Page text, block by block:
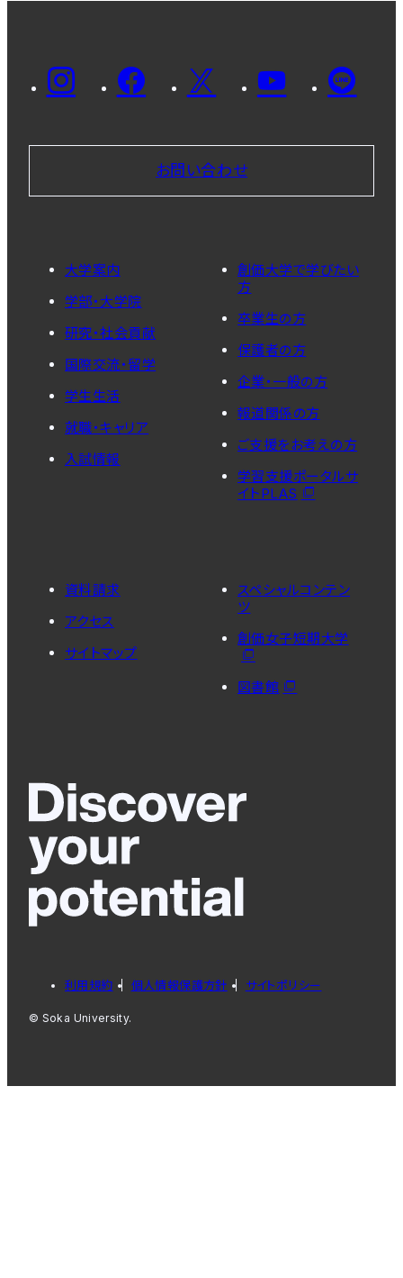
お問い合わせ
大学案内
学部・大学院
研究・社会貢献
国際交流・留学
学生生活
就職・キャリア
入試情報
創価大学で学びたい
方
卒業生の方
保護者の方
企業・一般の方
報道関係の方
ご支援をお考えの方
学習支援ポータルサ
イトPLAS
資料請求
アクセス
サイトマップ
スペシャルコンテン
ツ
創価女子短期大学
図書館
利用規約 個人情報保護方針 サイトポリシー
© Soka University.